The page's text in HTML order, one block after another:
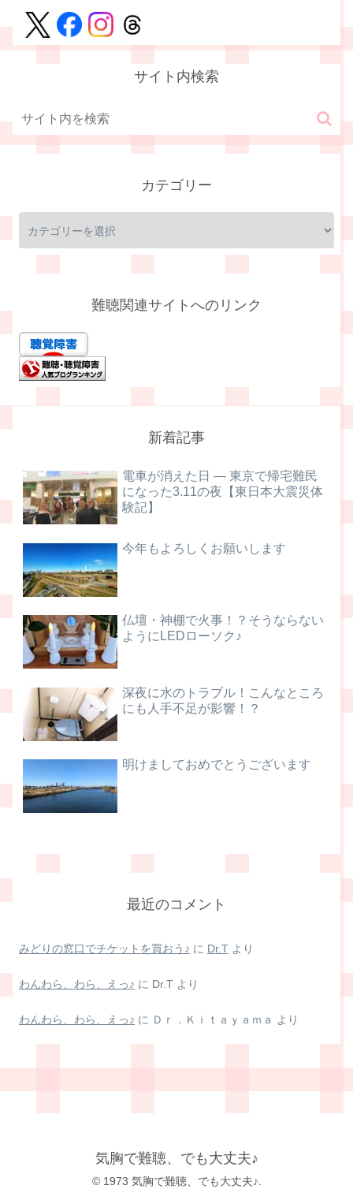
サイト内検索
カテゴリー
難聴関連サイトへのリンク
新着記事
電車が消えた日 ― 東京で帰宅難民
になった3.11の夜【東日本大震災体
験記】
今年もよろしくお願いします
仏壇・神棚で火事！？そうならない
ようにLEDローソク♪
深夜に水のトラブル！こんなところ
にも人手不足が影響！？
明けましておめでとうございます
最近のコメント
みどりの窓口でチケットを買おう♪ に Dr.T より
わんわら、わら、えっ♪ に Dr.T より
わんわら、わら、えっ♪ に Ｄｒ．Ｋｉｔａｙａｍａ より
気胸で難聴、でも大丈夫♪
© 1973 気胸で難聴、でも大丈夫♪.